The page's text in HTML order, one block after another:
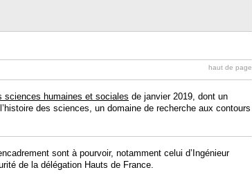
haut de page
sciences humaines et sociales de janvier 2019, dont un
des sciences, un domaine de recherche aux contours
sont à pourvoir, notamment celui d’​Ingénieur
de la délégation Hauts de France.